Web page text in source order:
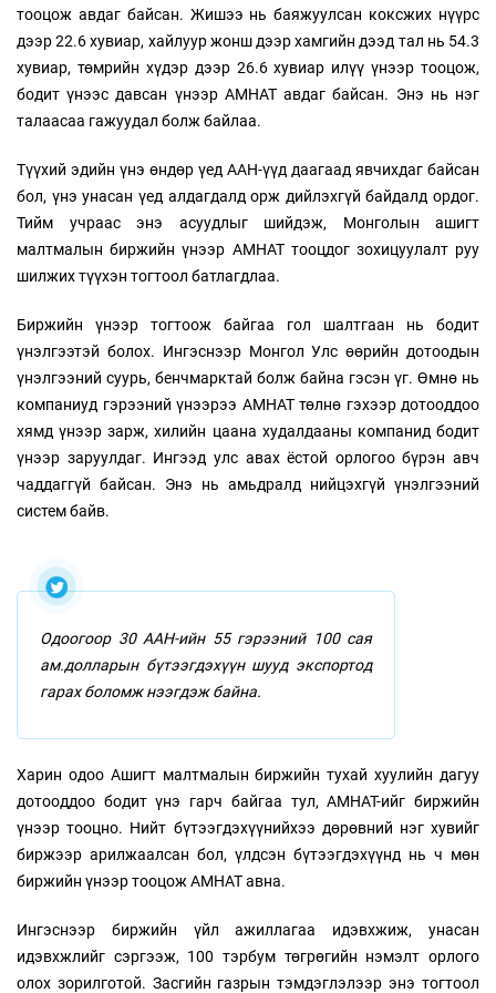
тооцож авдаг байсан. Жишээ нь баяжуулсан коксжих нүүрс
дээр 22.6 хувиар, хайлуур жонш дээр хамгийн дээд тал нь 54.3
хувиар, төмрийн хүдэр дээр 26.6 хувиар илүү үнээр тооцож,
бодит үнээс давсан үнээр АМНАТ авдаг байсан. Энэ нь нэг
талаасаа гажуудал болж байлаа.
Түүхий эдийн үнэ өндөр үед ААН-үүд даагаад явчихдаг байсан
бол, үнэ унасан үед алдагдалд орж дийлэхгүй байдалд ордог.
Тийм учраас энэ асуудлыг шийдэж, Монголын ашигт
малтмалын биржийн үнээр АМНАТ тооцдог зохицуулалт руу
шилжих түүхэн тогтоол батлагдлаа.
Биржийн үнээр тогтоож байгаа гол шалтгаан нь бодит
үнэлгээтэй болох. Ингэснээр Монгол Улс өөрийн дотоодын
үнэлгээний суурь, бенчмарктай болж байна гэсэн үг. Өмнө нь
компаниуд гэрээний үнээрээ АМНАТ төлнө гэхээр дотооддоо
хямд үнээр зарж, хилийн цаана худалдааны компанид бодит
үнээр заруулдаг. Ингээд улс авах ёстой орлогоо бүрэн авч
чаддаггүй байсан. Энэ нь амьдралд нийцэхгүй үнэлгээний
систем байв.
Одоогоор 30 ААН-ийн 55 гэрээний 100 сая
ам.долларын бүтээгдэхүүн шууд экспортод
гарах боломж нээгдэж байна.
Харин одоо Ашигт малтмалын биржийн тухай хуулийн дагуу
дотооддоо бодит үнэ гарч байгаа тул, АМНАТ-ийг биржийн
үнээр тооцно. Нийт бүтээгдэхүүнийхээ дөрөвний нэг хувийг
биржээр арилжаалсан бол, үлдсэн бүтээгдэхүүнд нь ч мөн
биржийн үнээр тооцож АМНАТ авна.
Ингэснээр биржийн үйл ажиллагаа идэвхжиж, унасан
идэвхжлийг сэргээж, 100 тэрбум төгрөгийн нэмэлт орлого
олох зорилготой. Засгийн газрын тэмдэглэлээр энэ тогтоол